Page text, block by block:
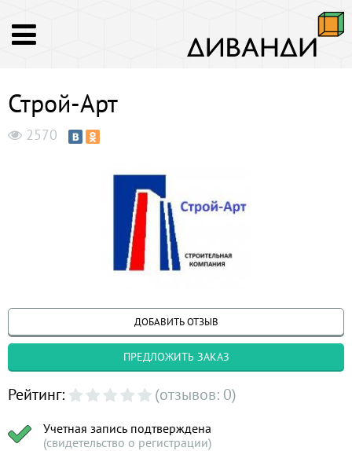
Строй-Арт
2570
ДОБАВИТЬ ОТЗЫВ
ПРЕДЛОЖИТЬ ЗАКАЗ
Рейтинг: (отзывов: 0)
Учетная запись подтверждена
(свидетельство о регистрации)